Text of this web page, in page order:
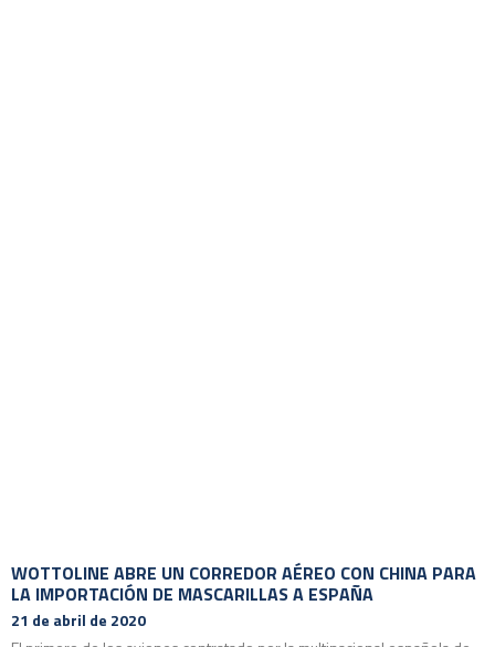
WOTTOLINE ABRE UN CORREDOR AÉREO CON CHINA PARA
LA IMPORTACIÓN DE MASCARILLAS A ESPAÑA
21 de abril de 2020